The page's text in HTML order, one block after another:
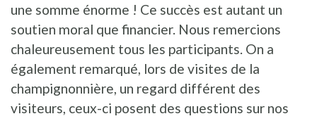
une somme énorme ! Ce succès est autant un
soutien moral que financier. Nous remercions
chaleureusement tous les participants. On a
également remarqué, lors de visites de la
champignonnière, un regard différent des
visiteurs, ceux-ci posent des questions sur nos